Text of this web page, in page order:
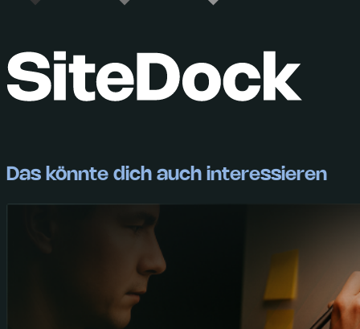
Das könnte dich auch interessieren